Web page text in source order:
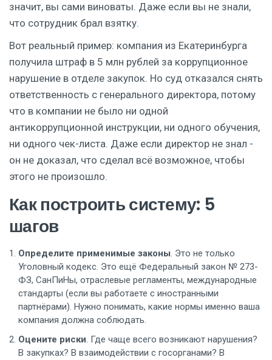
значит, вы сами виноваты. Даже если вы не знали,
что сотрудник брал взятку.
Вот реальный пример: компания из Екатеринбурга
получила штраф в 5 млн рублей за коррупционное
нарушение в отделе закупок. Но суд отказался снять
ответственность с генерального директора, потому
что в компании не было ни одной
антикоррупционной инструкции, ни одного обучения,
ни одного чек-листа. Даже если директор не знал -
он не доказал, что сделал всё возможное, чтобы
этого не произошло.
Как построить систему: 5
шагов
Определите применимые законы. Это не только
Уголовный кодекс. Это ещё Федеральный закон № 273-
ФЗ, СанПиНы, отраслевые регламенты, международные
стандарты (если вы работаете с иностранными
партнёрами). Нужно понимать, какие нормы именно ваша
компания должна соблюдать.
Оцените риски. Где чаще всего возникают нарушения?
В закупках? В взаимодействии с госорганами? В